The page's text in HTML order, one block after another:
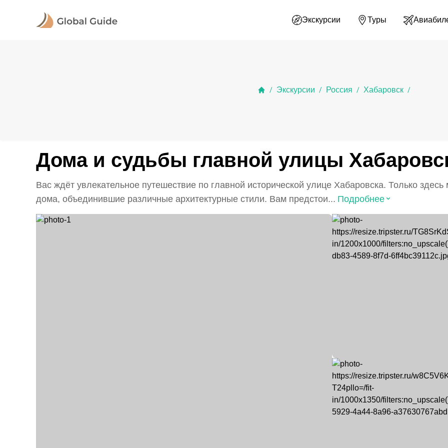
Экскурсии Туры
/ Экскурсии / Россия / Хабаровск /
Дома и судьбы главной улицы
Вас ждёт увлекательное путешествие по главной исторической улице Хабаровска. Только
дома, объединившие различные архитектурные стили. Вам предстои... Подробнее⌃